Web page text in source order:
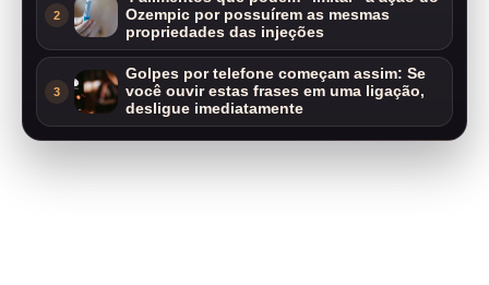
2
Ozempic por possuírem as mesmas
propriedades das injeções
3
Golpes por telefone começam assim: Se
você ouvir estas frases em uma ligação,
desligue imediatamente